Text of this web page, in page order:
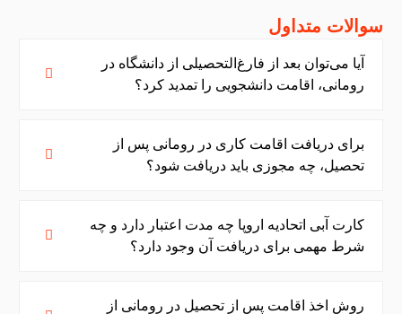
سوالات متداول
آیا می‌توان بعد از فارغ‌التحصیلی از دانشگاه در
رومانی، اقامت دانشجویی را تمدید کرد؟
برای دریافت اقامت کاری در رومانی پس از
تحصیل، چه مجوزی باید دریافت شود؟
کارت آبی اتحادیه اروپا چه مدت اعتبار دارد و چه
شرط مهمی برای دریافت آن وجود دارد؟
روش اخذ اقامت پس از تحصیل در رومانی از